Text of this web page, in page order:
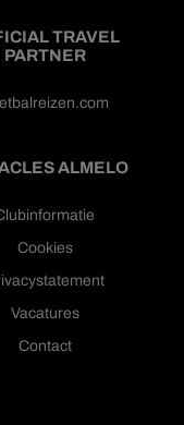
TRAVEL
PARTNER
ALMELO
Cookies
Vacatures
Contact